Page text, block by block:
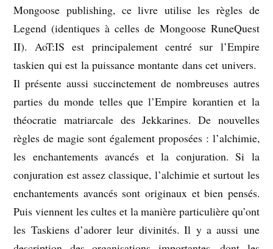
Mongoose publishing, ce livre utilise les règles de
Legend (identiques à celles de Mongoose RuneQuest
II). AoT:IS est principalement centré sur l’Empire
taskien qui est la puissance montante dans cet univers.
Il présente aussi succinctement de nombreuses autres
parties du monde telles que l’Empire korantien et la
théocratie matriarcale des Jekkarines. De nouvelles
règles de magie sont également proposées : l’alchimie,
les enchantements avancés et la conjuration. Si la
conjuration est assez classique, l’alchimie et surtout les
enchantements avancés sont originaux et bien pensés.
Puis viennent les cultes et la manière particulière qu’ont
les Taskiens d’adorer leur divinités. Il y a aussi une